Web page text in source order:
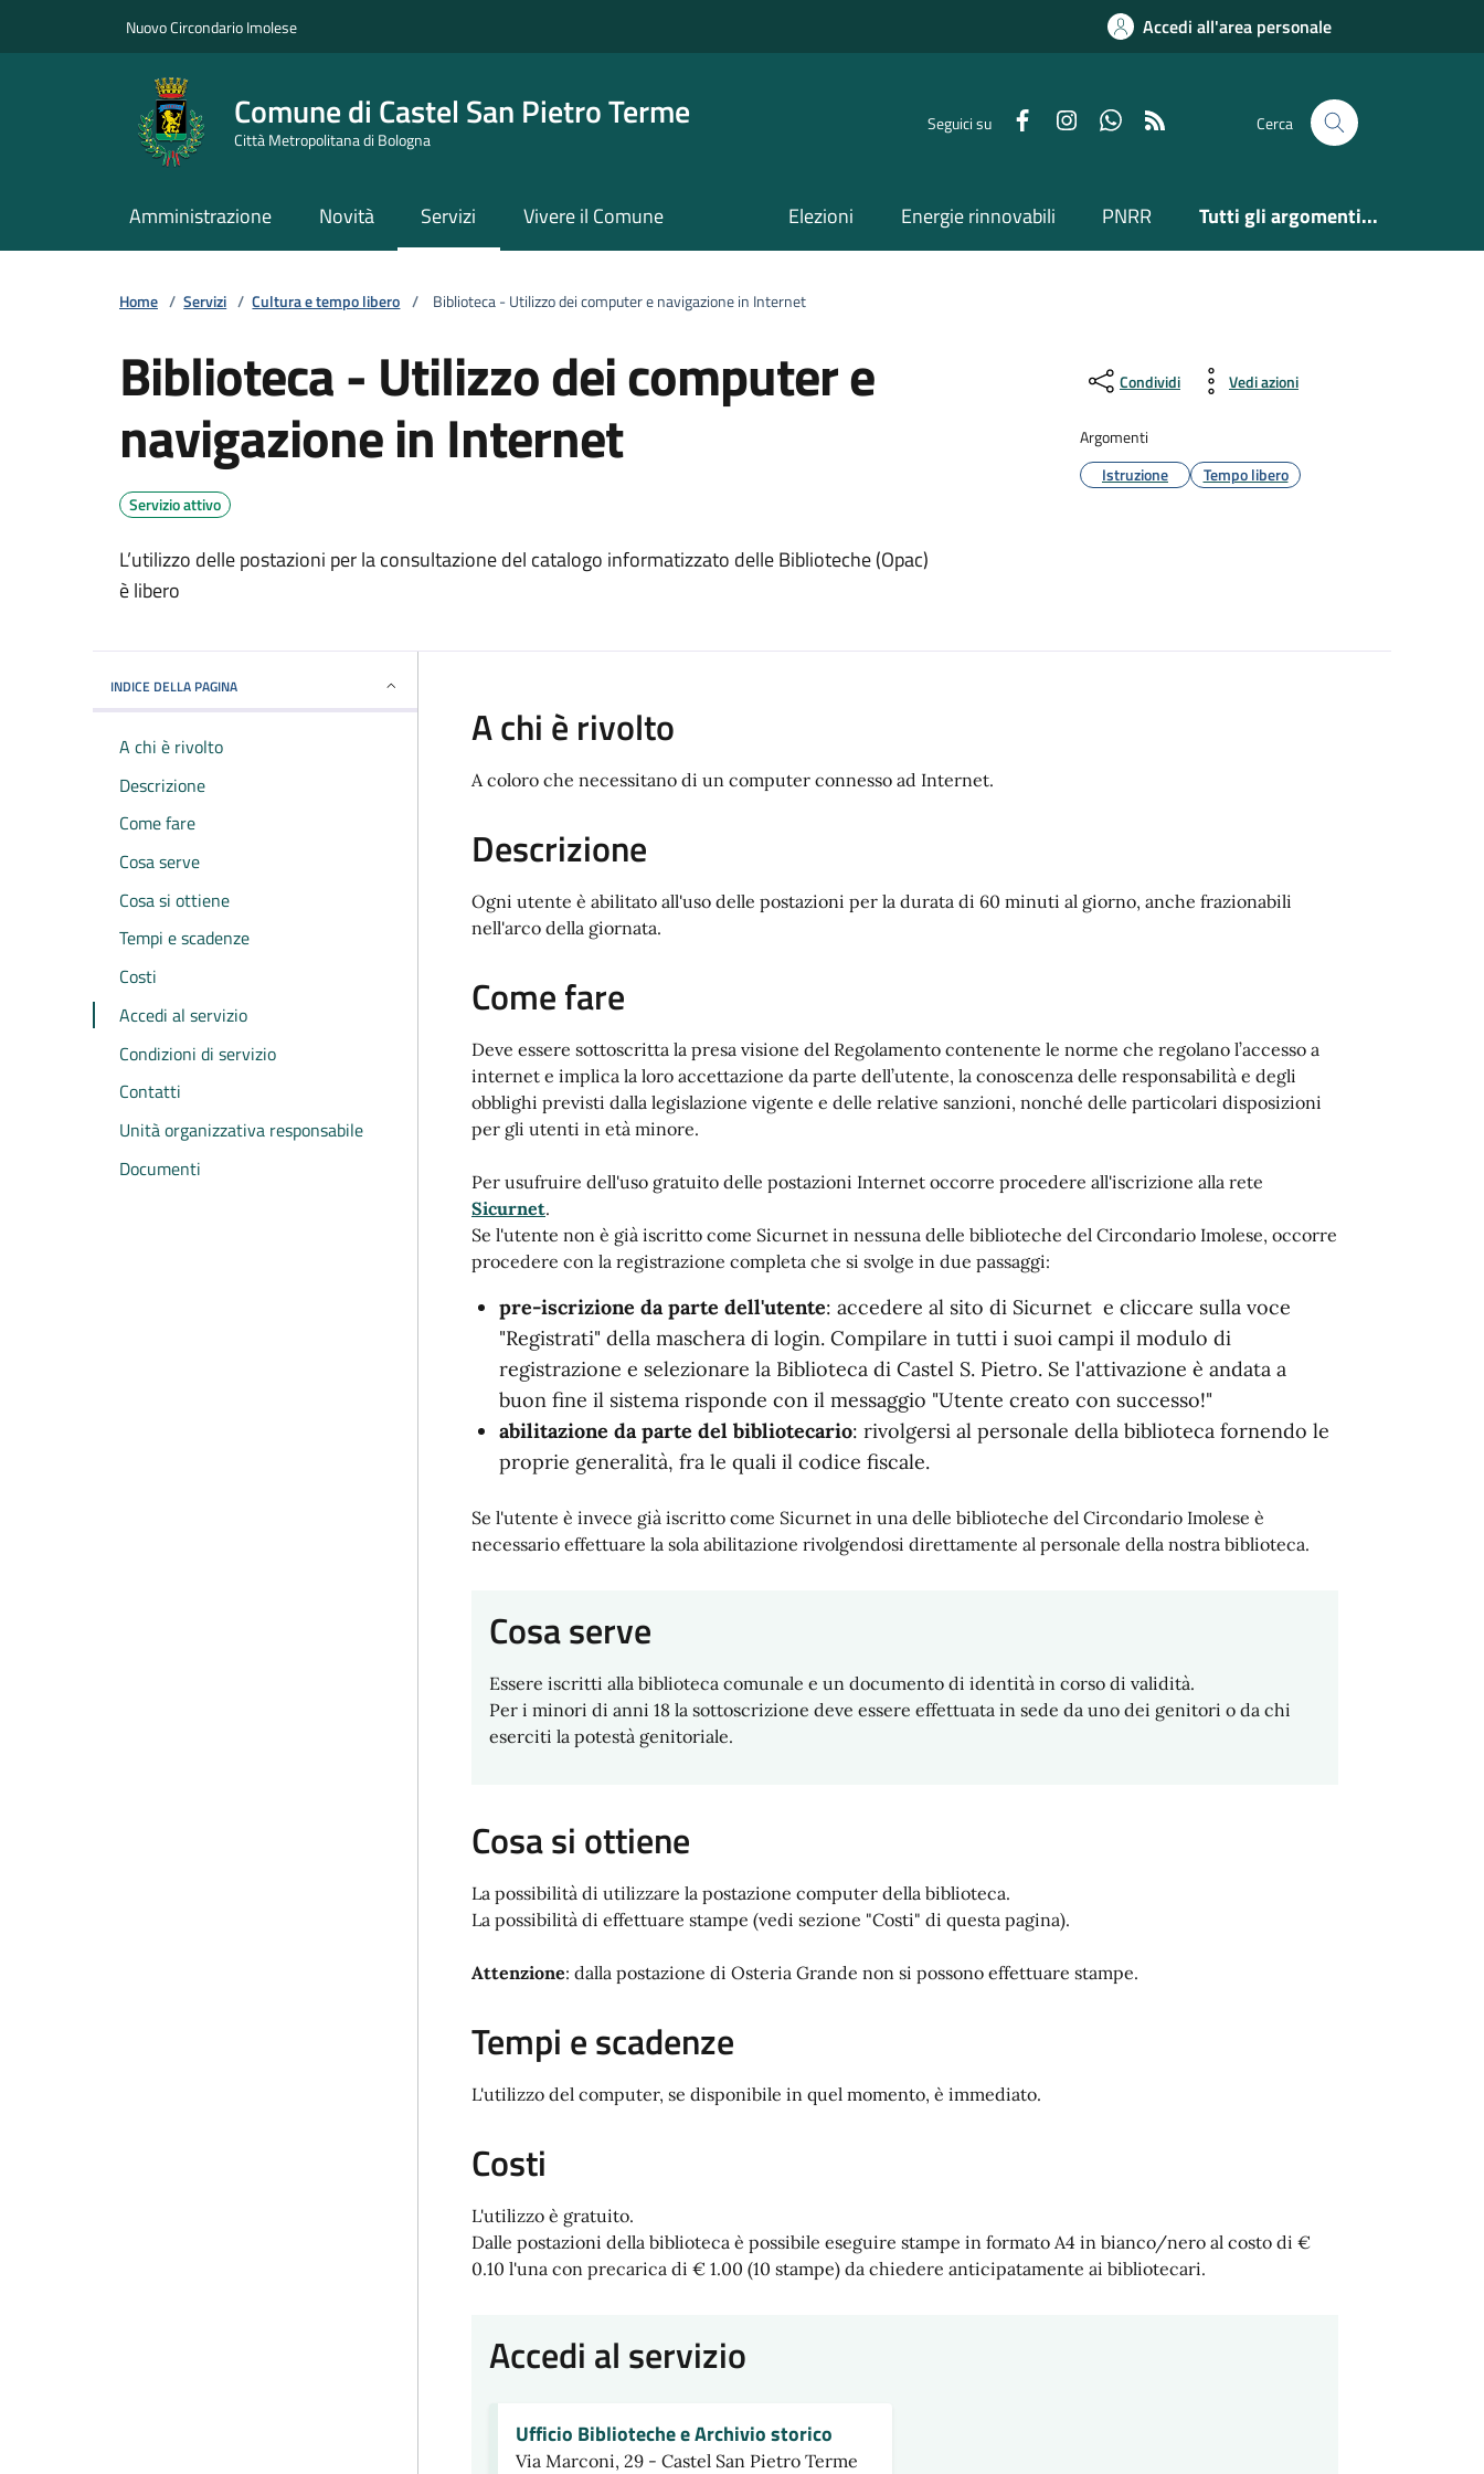
Nuovo Circondario Imolese Accedi all'area personale
Comune di Castel San Pietro Terme
Città Metropolitana di Bologna
Seguici su FacebookInstagramWhatsapp Cerca
Amministrazione Novità Servizi Vivere il Comune Elezioni Energie rinnovabili PNRR Tutti gli argomenti...
Home / Servizi / Cultura e tempo libero / Biblioteca - Utilizzo dei computer e navigazione in Internet
Biblioteca - Utilizzo dei computer e
navigazione in Internet
Servizio attivo
L’utilizzo delle postazioni per la consultazione del catalogo informatizzato delle Biblioteche (Opac)
è libero
Condividi Vedi azioni
Argomenti
Istruzione
Tempo libero
INDICE DELLA PAGINA
A chi è rivolto
Descrizione
Come fare
Cosa serve
Cosa si ottiene
Tempi e scadenze
Costi
Accedi al servizio
Condizioni di servizio
Contatti
Unità organizzativa responsabile
Documenti
A chi è rivolto
A coloro che necessitano di un computer connesso ad Internet.
Descrizione
Ogni utente è abilitato all'uso delle postazioni per la durata di 60 minuti al giorno, anche frazionabili
nell'arco della giornata.
Come fare
Deve essere sottoscritta la presa visione del Regolamento contenente le norme che regolano l’accesso a
internet e implica la loro accettazione da parte dell’utente, la conoscenza delle responsabilità e degli
obblighi previsti dalla legislazione vigente e delle relative sanzioni, nonché delle particolari disposizioni
per gli utenti in età minore.
Per usufruire dell'uso gratuito delle postazioni Internet occorre procedere all'iscrizione alla rete
Sicurnet.
Se l'utente non è già iscritto come Sicurnet in nessuna delle biblioteche del Circondario Imolese, occorre
procedere con la registrazione completa che si svolge in due passaggi:
pre-iscrizione da parte dell'utente: accedere al sito di Sicurnet e cliccare sulla voce
"Registrati" della maschera di login. Compilare in tutti i suoi campi il modulo di
registrazione e selezionare la Biblioteca di Castel S. Pietro. Se l'attivazione è andata a
buon fine il sistema risponde con il messaggio "Utente creato con successo!"
abilitazione da parte del bibliotecario: rivolgersi al personale della biblioteca fornendo le
proprie generalità, fra le quali il codice fiscale.
Se l'utente è invece già iscritto come Sicurnet in una delle biblioteche del Circondario Imolese è
necessario effettuare la sola abilitazione rivolgendosi direttamente al personale della nostra biblioteca.
Cosa serve
Essere iscritti alla biblioteca comunale e un documento di identità in corso di validità.
Per i minori di anni 18 la sottoscrizione deve essere effettuata in sede da uno dei genitori o da chi
eserciti la potestà genitoriale.
Cosa si ottiene
La possibilità di utilizzare la postazione computer della biblioteca.
La possibilità di effettuare stampe (vedi sezione "Costi" di questa pagina).
Attenzione: dalla postazione di Osteria Grande non si possono effettuare stampe.
Tempi e scadenze
L'utilizzo del computer, se disponibile in quel momento, è immediato.
Costi
L'utilizzo è gratuito.
Dalle postazioni della biblioteca è possibile eseguire stampe in formato A4 in bianco/nero al costo di €
0.10 l'una con precarica di € 1.00 (10 stampe) da chiedere anticipatamente ai bibliotecari.
Accedi al servizio
Ufficio Biblioteche e Archivio storico
Via Marconi, 29 - Castel San Pietro Terme